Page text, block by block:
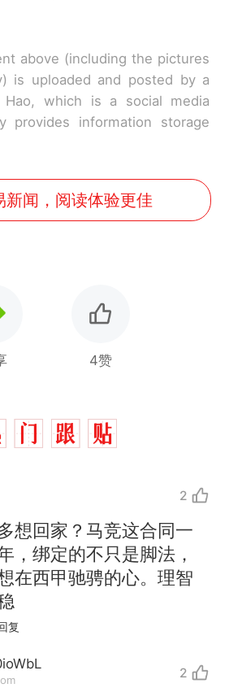
above (including the pictures
is uploaded and posted by a
Hao, which is a social media
provides information storage
新闻，阅读体验更佳
4赞
2
想回家？马竞这合同一
，绑定的不只是脚法，
在西甲驰骋的心。理智
复
2